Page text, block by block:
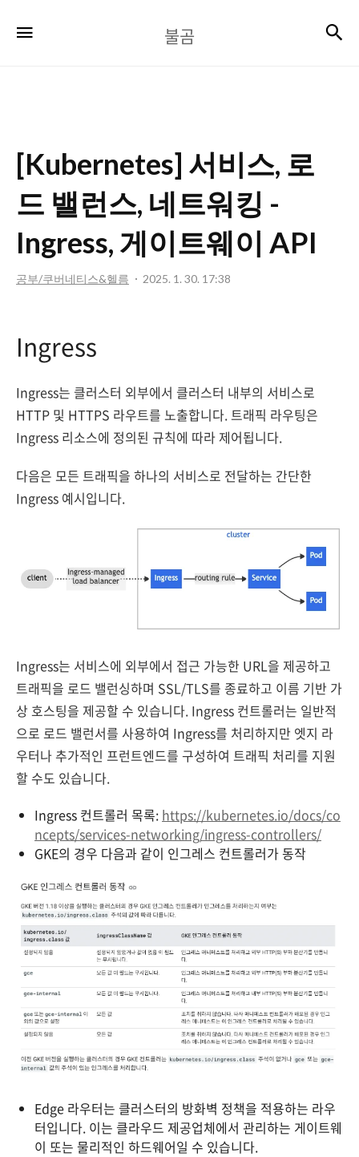
곰
불곰
[Kubernetes] 서비스, 로
드 밸런스, 네트워킹 -
Ingress, 게이트웨이 API
공부/쿠버네티스&헬름 2025. 1. 30. 17:38
Ingress
Ingress는 클러스터 외부에서 클러스터 내부의 서비스로
HTTP 및 HTTPS 라우트를 노출합니다. 트래픽 라우팅은
Ingress 리소스에 정의된 규칙에 따라 제어됩니다.
다음은 모든 트래픽을 하나의 서비스로 전달하는 간단한
Ingress 예시입니다.
Ingress는 서비스에 외부에서 접근 가능한 URL을 제공하고
트래픽을 로드 밸런싱하며 SSL/TLS를 종료하고 이름 기반 가
상 호스팅을 제공할 수 있습니다. Ingress 컨트롤러는 일반적
으로 로드 밸런서를 사용하여 Ingress를 처리하지만 엣지 라
우터나 추가적인 프런트엔드를 구성하여 트래픽 처리를 지원
할 수도 있습니다.
Ingress 컨트롤러 목록: https://kubernetes.io/docs/co
ncepts/services-networking/ingress-controllers/
GKE의 경우 다음과 같이 인그레스 컨트롤러가 동작
Edge 라우터는 클러스터의 방화벽 정책을 적용하는 라우
터입니다. 이는 클라우드 제공업체에서 관리하는 게이트웨
이 또는 물리적인 하드웨어일 수 있습니다.